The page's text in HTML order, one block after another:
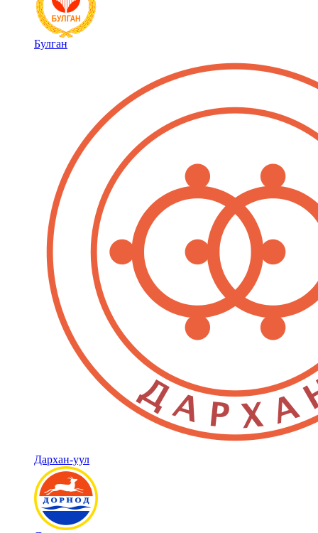
Булган
Дархан-уул